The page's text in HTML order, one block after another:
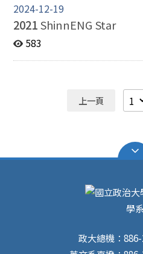
2024-12-19
2021ShinnENG Star
583
上一頁
政大總機：